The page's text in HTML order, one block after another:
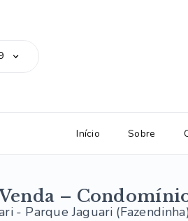
Início Sobre
Venda –
- Parque Jaguari